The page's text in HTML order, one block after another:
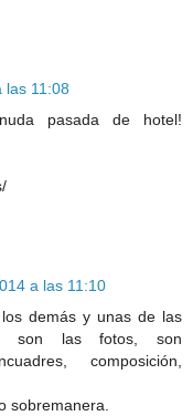
las 11:08
pasada de hotel!
a las 11:10
demás y unas de las
son las fotos, son
composición,
sobremanera.